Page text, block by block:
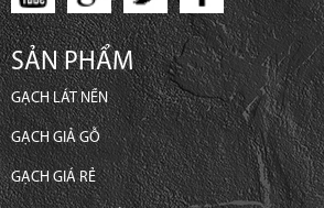
SẢN PHẨM
GẠCH LÁT NỀN
GẠCH GIẢ GỖ
GẠCH GIÁ RẺ